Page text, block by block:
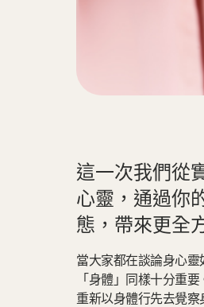
這一次我們從
心靈，通過你
態，帶來更全
當大家都在談論身心
「身體」同樣十分重要
重新以身體行先去覺